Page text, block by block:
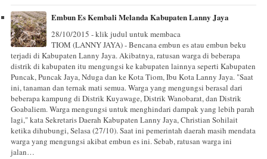
Embun Es Kembali Melanda Kabupaten Lanny Jaya
28/10/2015 - klik judul untuk membaca
TIOM (LANNY JAYA) - Bencana embun es atau embun beku
terjadi di Kabupaten Lanny Jaya. Akibatnya, ratusan warga di beberapa
distrik di kabupaten itu mengungsi ke kabupaten lainnya seperti Kabupaten
Puncak, Puncak Jaya, Nduga dan ke Kota Tiom, Ibu Kota Lanny Jaya. "Saat
ini, tanaman dan ternak mati semua. Warga yang mengungsi berasal dari
beberapa kampung di Distrik Kuyawage, Distrik Wanobarat, dan Distrik
Goabaliem. Warga mengungsi untuk menghindari dampak yang lebih parah
lagi," kata Sekretaris Daerah Kabupaten Lanny Jaya, Christian Sohilait
ketika dihubungi, Selasa (27/10). Saat ini pemerintah daerah masih mendata
warga yang mengungsi akibat embun es ini. Sebab, ratusan warga ini
jalan…